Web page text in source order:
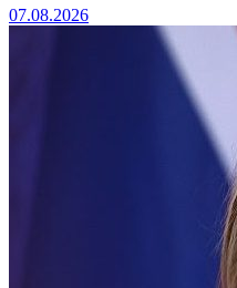
07.08.2026